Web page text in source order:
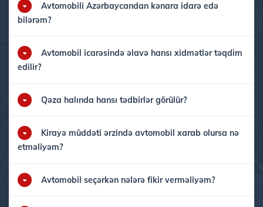
Avtomobili Azərbaycandan kənara idarə edə
bilərəm?
Avtomobil icarəsində əlavə hansı xidmətlər təqdim
edilir?
Qəza halında hansı tədbirlər görülür?
Kirayə müddəti ərzində avtomobil xarab olursa nə
etməliyəm?
Avtomobil seçərkən nələrə fikir verməliyəm?